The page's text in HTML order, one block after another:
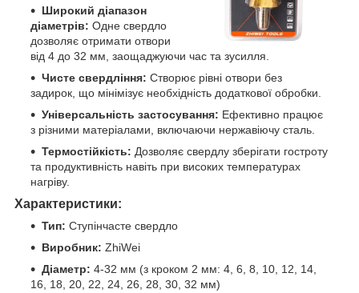
Широкий діапазон
діаметрів: Одне свердло
дозволяє отримати отвори
від 4 до 32 мм, заощаджуючи час та зусилля.
Чисте свердління: Створює рівні отвори без
задирок, що мінімізує необхідність додаткової обробки.
Універсальність застосування: Ефективно працює
з різними матеріалами, включаючи нержавіючу сталь.
Термостійкість: Дозволяє свердлу зберігати гостроту
та продуктивність навіть при високих температурах
нагріву.
Характеристики:
Тип: Ступінчасте свердло
Виробник: ZhiWei
Діаметр: 4-32 мм (з кроком 2 мм: 4, 6, 8, 10, 12, 14,
16, 18, 20, 22, 24, 26, 28, 30, 32 мм)